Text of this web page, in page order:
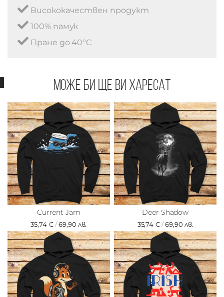
Висококачествен продукт
100% памук
Пране до 40°C
Може би ще ви харесат
Current Jam
35,74 €/69,90 лв.
Deer Shadow
35,74 €/69,90 лв.